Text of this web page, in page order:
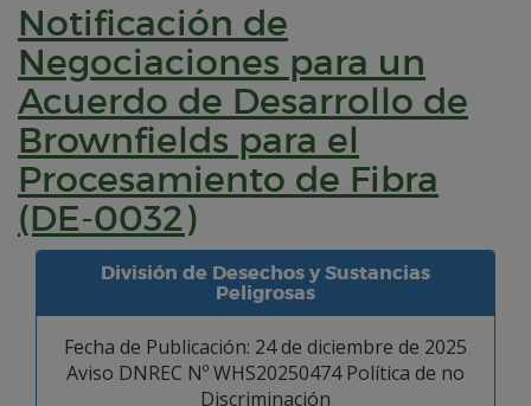
Notificación de
Negociaciones para un
Acuerdo de Desarrollo de
Brownfields para el
Procesamiento de Fibra
(DE-0032)
División de Desechos y Sustancias
Peligrosas
Fecha de Publicación: 24 de diciembre de 2025
Aviso DNREC Nº WHS20250474 Política de no
Discriminación